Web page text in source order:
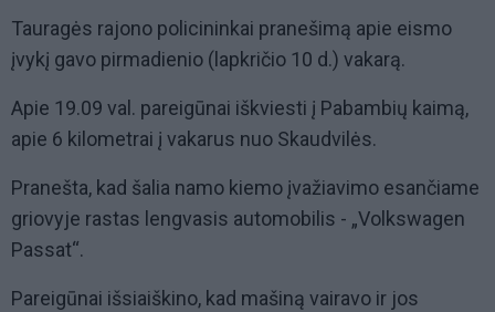
Tauragės rajono policininkai pranešimą apie eismo
įvykį gavo pirmadienio (lapkričio 10 d.) vakarą.
Apie 19.09 val. pareigūnai iškviesti į Pabambių kaimą,
apie 6 kilometrai į vakarus nuo Skaudvilės.
Pranešta, kad šalia namo kiemo įvažiavimo esančiame
griovyje rastas lengvasis automobilis - „Volkswagen
Passat“.
Pareigūnai išsiaiškino, kad mašiną vairavo ir jos